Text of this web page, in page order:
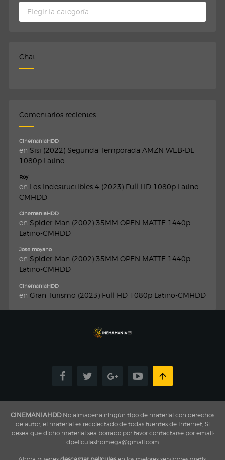
Categorias
Chat
Comentarios recientes
CinemaniaHDD
en Sisi (2022) Segunda Temporada AMZN WEB-DL
1080p Latino
Roy
en Los Indestructibles 4 (2023) Full HD 1080p Latino-
CMHDD
CinemaniaHDD
en Spider-Man (2002) 35MM OPEN MATTE 1440p
Latino-CMHDD
Jose moyano
en Spider-Man (2002) 35MM OPEN MATTE 1440p
Latino-CMHDD
CinemaniaHDD
en Gran Turismo (2023) Full HD 1080p Latino-CMHDD
CINEMANIAHDDNo almacena ningún tipo de material con derechos
de autor, el material es recolectado de todas fuentes de Internet, Si
desea que dicho material sea borrado por favor contactarse por email:
dpeliculashdmega@gmail.com